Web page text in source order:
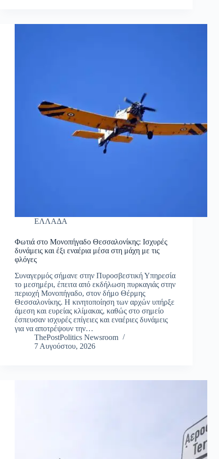
ΕΛΛΑΔΑ
Φωτιά στο Μονοπήγαδο Θεσσαλονίκης: Ισχυρές
δυνάμεις και έξι εναέρια μέσα στη μάχη με τις
φλόγες
Συναγερμός σήμανε στην Πυροσβεστική Υπηρεσία
το μεσημέρι, έπειτα από εκδήλωση πυρκαγιάς στην
περιοχή Μονοπήγαδο, στον δήμο Θέρμης
Θεσσαλονίκης. Η κινητοποίηση των αρχών υπήρξε
άμεση και ευρείας κλίμακας, καθώς στο σημείο
έσπευσαν ισχυρές επίγειες και εναέριες δυνάμεις
για να αποτρέψουν την…
ThePostPolitics Newsroom
7 Αυγούστου, 2026